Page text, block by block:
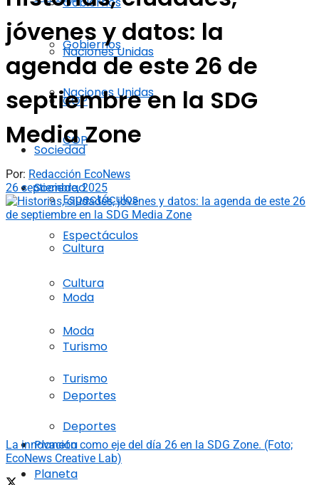
Naciones Unidas
COP
Sociedad
Espectáculos
Cultura
Moda
Turismo
Deportes
Planeta
Gobiernos
Naciones Unidas
COP
Sociedad
Espectáculos
Cultura
Moda
Turismo
Deportes
Planeta
jóvenes y datos: la
agenda de este 26 de
septiembre en la SDG
Media Zone
Por: Redacción EcoNews
26 septiembre, 2025
La innovación como eje del día 26 en la SDG Zone. (Foto;
EcoNews Creative Lab)